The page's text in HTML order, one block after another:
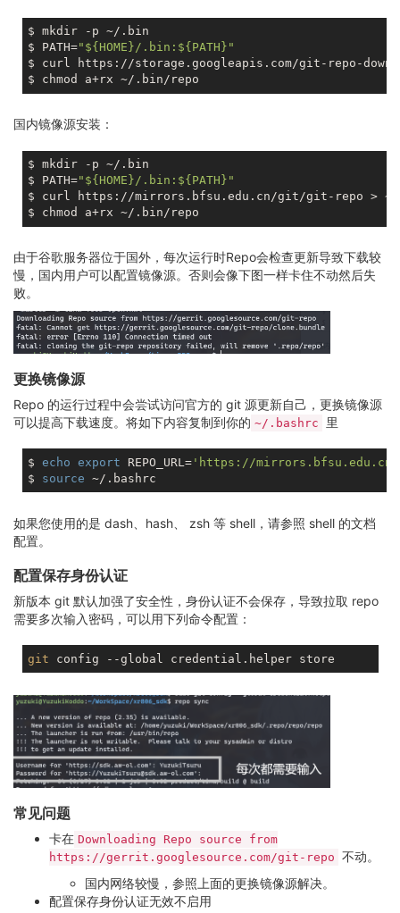
$ mkdir -p ~/.bin
$ PATH=" ${HOME}/.bin: ${PATH} "
$ curl https://storage.googleapis.com/git-repo-
国内镜像源安装：
$ mkdir -p ~/.bin
$ PATH=" ${HOME}/.bin: ${PATH} "
$ curl https://mirrors.bfsu.edu.cn/git/git-repo > ~/
由于谷歌服务器位于国外，每次运行时Repo会检查更新导致下载较
慢，国内用户可以配置镜像源。否则会像下图一样卡住不动然后失
败。
更换镜像源
Repo 的运行过程中会尝试访问官方的 git 源更新自己，更换镜像源
可以提高下载速度。将如下内容复制到你的 ~/.bashrc 里
$ echo export REPO_URL= 'https://
$ source
如果您使用的是 dash、hash、 zsh 等 shell，请参照 shell 的文档
配置。
配置保存身份认证
新版本 git 默认加强了安全性，身份认证不会保存，导致拉取 repo
需要多次输入密码，可以用下列命令配置：
git
常见问题
卡在 Downloading Repo source from
https://gerrit.googlesource.com/git-repo 不动。
国内网络较慢，参照上面的更换镜像源解决。
配置保存身份认证无效不启用